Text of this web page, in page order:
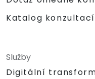
Katalog konzultací
Služby
Digitální